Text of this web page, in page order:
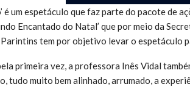
é um espetáculo que faz parte do pacote de
Encantado do Natal’ que por meio da
tem por objetivo levar o espetáculo
primeira vez, a professora Inês Vidal
tudo muito bem alinhado, arrumado, a